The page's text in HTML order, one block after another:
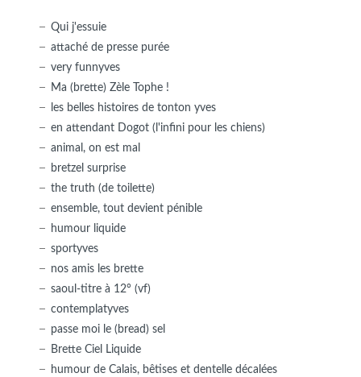
Qui j'essuie
attaché de presse purée
very funnyves
Ma (brette) Zèle Tophe !
les belles histoires de tonton yves
en attendant Dogot (l'infini pour les chiens)
animal, on est mal
bretzel surprise
the truth (de toilette)
ensemble, tout devient pénible
humour liquide
sportyves
nos amis les brette
saoul-titre à 12° (vf)
contemplatyves
passe moi le (bread) sel
Brette Ciel Liquide
humour de Calais, bêtises et dentelle décalées